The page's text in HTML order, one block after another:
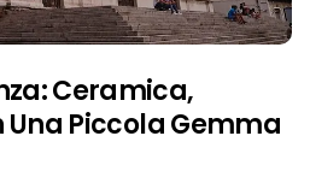
Ceramica,
Una Piccola Gemma